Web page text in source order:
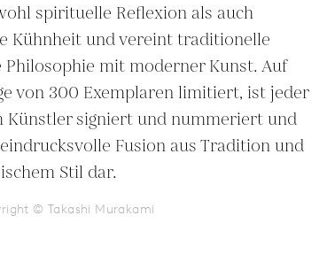
spirituelle Reflexion als auch
Kühnheit und vereint traditionelle
Philosophie mit moderner Kunst. Auf
von 300 Exemplaren limitiert, ist jeder
Künstler signiert und nummeriert und
Fusion aus Tradition und
Stil dar.
© Takashi Murakami